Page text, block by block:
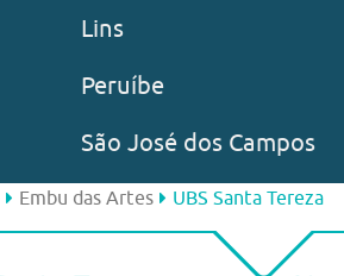
Lins
Peruíbe
São José dos Campos
Embu das Artes UBS Santa Tereza